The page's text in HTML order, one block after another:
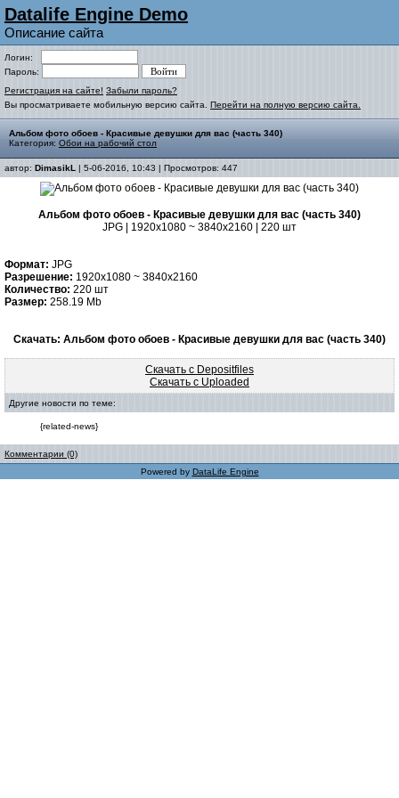
Datalife Engine Demo
Описание сайта
Логин:
Пароль:
Регистрация на сайте! Забыли пароль?
Вы просматриваете мобильную версию сайта. Перейти на полную версию сайта.
Альбом фото обоев - Красивые девушки для вас (часть 340)
Категория: Обои на рабочий стол
автор: DimasikL | 5-06-2016, 10:43 | Просмотров: 447
Альбом фото обоев - Красивые девушки для вас (часть 340)
JPG | 1920x1080 ~ 3840x2160 | 220 шт
Формат: JPG
Разрешение: 1920x1080 ~ 3840x2160
Количество: 220 шт
Размер: 258.19 Mb
Скачать: Альбом фото обоев - Красивые девушки для вас (часть 340)
Скачать с Depositfiles
Скачать с Uploaded
Другие новости по теме:
{related-news}
Комментарии (0)
Powered by DataLife Engine